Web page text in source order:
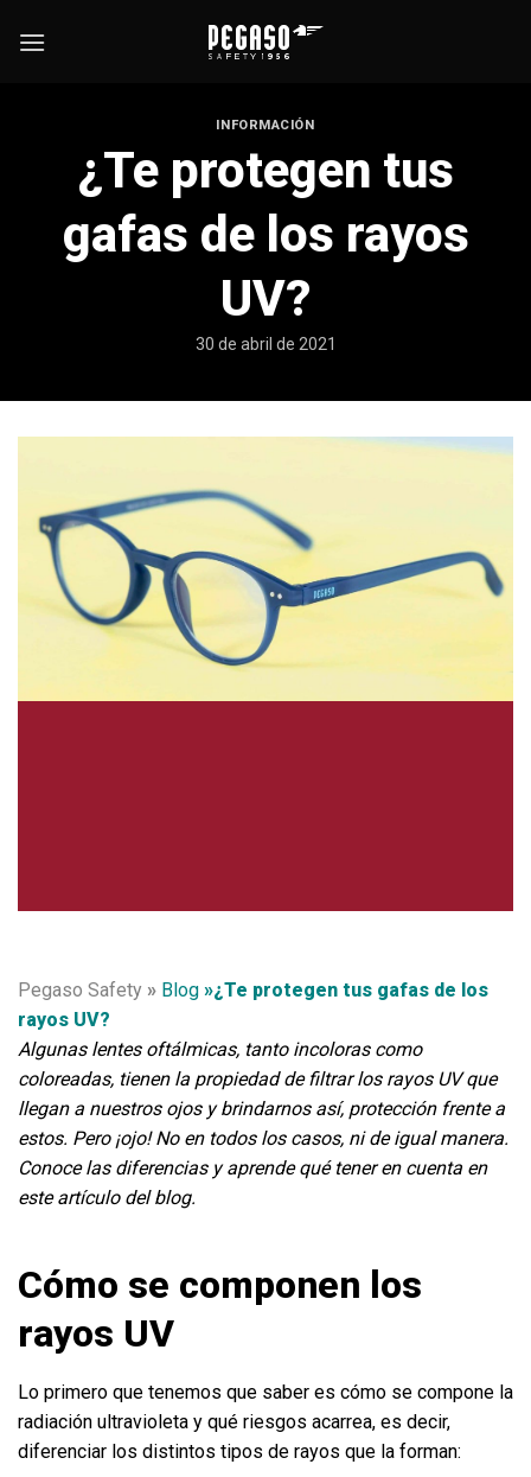
INFORMACIÓN
¿Te protegen tus
gafas de los rayos
UV?
30 de abril de 2021
Pegaso Safety » Blog »¿Te protegen tus gafas de los
rayos UV?
Algunas lentes oftálmicas, tanto incoloras como
coloreadas, tienen la propiedad de filtrar los rayos UV que
llegan a nuestros ojos y brindarnos así, protección frente a
estos. Pero ¡ojo! No en todos los casos, ni de igual manera.
Conoce las diferencias y aprende qué tener en cuenta en
este artículo del blog.
Cómo se componen los
rayos UV
Lo primero que tenemos que saber es cómo se compone la
radiación ultravioleta y qué riesgos acarrea, es decir,
diferenciar los distintos tipos de rayos que la forman: